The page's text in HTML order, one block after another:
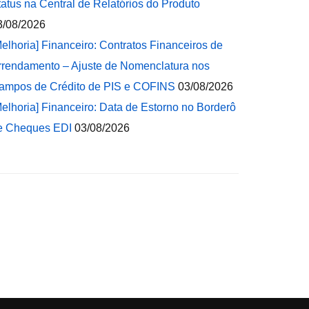
na Central de Relatórios do Produto
08/2026
Financeiro: Contratos Financeiros de
– Ajuste de Nomenclatura nos
de Crédito de PIS e COFINS 03/08/2026
Financeiro: Data de Estorno no Borderô
Cheques EDI 03/08/2026